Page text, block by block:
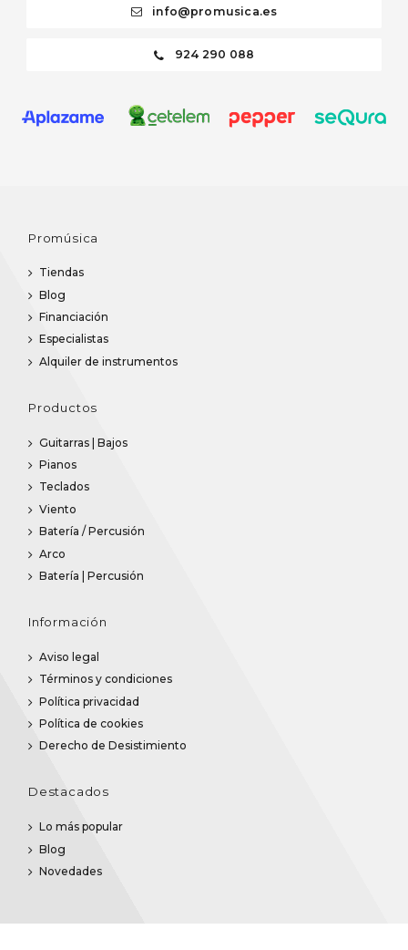
info@promusica.es
924 290 088
Promúsica
Tiendas
Blog
Financiación
Especialistas
Alquiler de instrumentos
Productos
Guitarras | Bajos
Pianos
Teclados
Viento
Batería / Percusión
Arco
Batería | Percusión
Información
Aviso legal
Términos y condiciones
Política privacidad
Política de cookies
Derecho de Desistimiento
Destacados
Lo más popular
Blog
Novedades